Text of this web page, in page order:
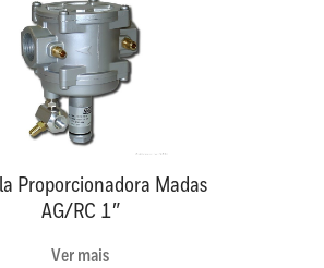
Proporcionadora Madas
AG/RC 1″
Ver mais